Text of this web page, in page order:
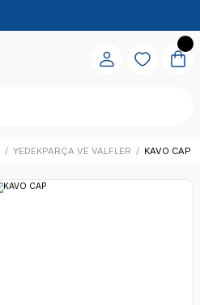
YEDEKPARÇA VE VALFLER KAVO CAP